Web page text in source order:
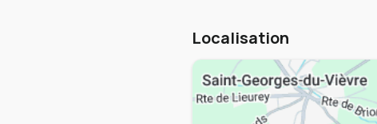
Localisation